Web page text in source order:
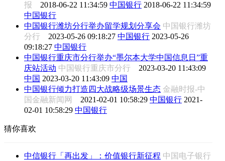
报 2018-06-22 11:34:59 中国银行 2018-06-22 11:34:59
中国银行
中国银行潍坊分行举办留学规划分享会 中国银行潍坊
分行 2023-05-26 09:18:27 中国银行 2023-05-26
09:18:27 中国银行
中国银行重庆市分行举办“墨尔本大学中国信息日”重
庆站活动 中国银行重庆市分行 2023-03-20 11:43:09
中国 2023-03-20 11:43:09 中国
中国银行倾力打造四大战略级场景生态 金融时报-中
国金融新闻网 2021-02-01 10:58:29 中国银行 2021-
02-01 10:58:29 中国银行
猜你喜欢
中信银行「再出发」：价值银行新征程 中国电子银行